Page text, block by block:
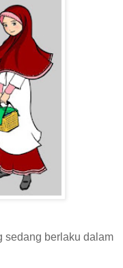
sedang berlaku dalam